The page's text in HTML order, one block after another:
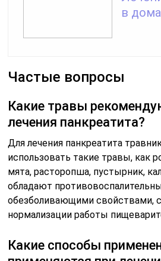
в
Частые вопросы
Какие травы
лечения панкреатита?
Для лечения панкреатита
использовать такие травы, как
мята, расторопша, пустырник,
обладают
обезболивающими свойствами,
нормализации работы
Какие способы